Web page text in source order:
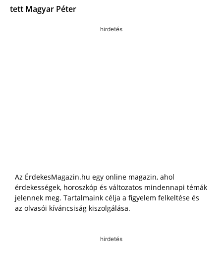
tett Magyar Péter
hirdetés
Az ÉrdekesMagazin.hu egy online magazin, ahol
érdekességek, horoszkóp és változatos mindennapi témák
jelennek meg. Tartalmaink célja a figyelem felkeltése és
az olvasói kíváncsiság kiszolgálása.
hirdetés